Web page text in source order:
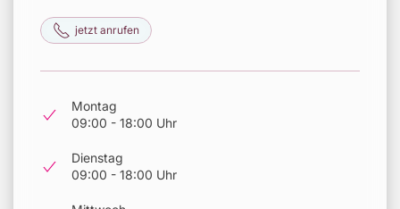
jetzt anrufen
Montag
09:00 - 18:00 Uhr
Dienstag
09:00 - 18:00 Uhr